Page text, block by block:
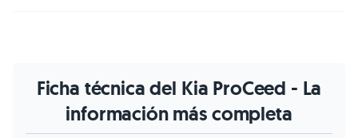
Ficha técnica del Kia ProCeed - La
información más completa